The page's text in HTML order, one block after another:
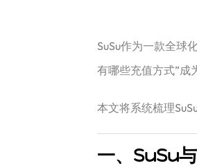
SuSu作为一款全球
有哪些充值方式”成
本文将系统梳理
一、SuSu